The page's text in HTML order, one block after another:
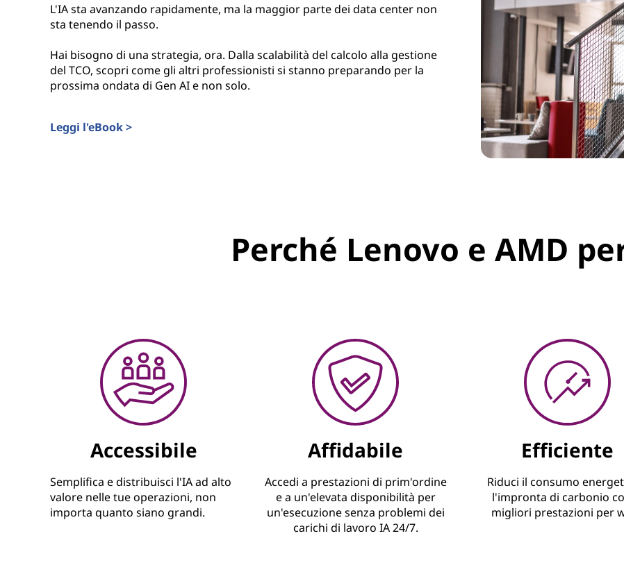
L'IA sta avanzando rapidamente, ma la maggior parte dei data center non
sta tenendo il passo.
Hai bisogno di una strategia, ora. Dalla scalabilità del calcolo alla gestione
del TCO, scopri come gli altri professionisti si stanno preparando per la
prossima ondata di Gen AI e non solo.
Leggi l'eBook >
Perché Lenovo e AMD
Accessibile
Semplifica e distribuisci l'IA ad alto
valore nelle tue operazioni, non
importa quanto siano grandi.
Affidabile
Accedi a prestazioni di prim'ordine
e a un'elevata disponibilità per
un'esecuzione senza problemi dei
carichi di lavoro IA 24/7.
Efficiente
Riduci il consumo
l'impronta di carbonio
migliori prestazioni per